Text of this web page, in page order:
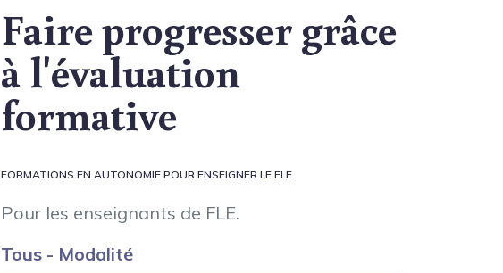
Faire progresser grâce
à l'évaluation
formative
FORMATIONS EN AUTONOMIE POUR ENSEIGNER LE FLE
Pour les enseignants de FLE.
Tous - Modalité